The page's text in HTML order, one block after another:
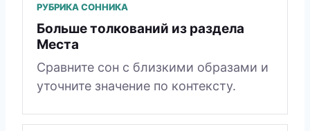
РУБРИКА СОННИКА
Больше толкований из раздела
Места
Сравните сон с близкими образами и
уточните значение по контексту.